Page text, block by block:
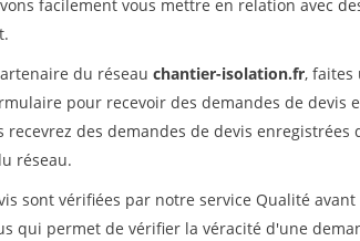
facilement vous mettre en relation avec
du réseau chantier-isolation.fr, faites
pour recevoir des demandes de devis
recevrez des demandes de devis
réseau.
sont vérifiées par notre service Qualité
qui permet de vérifier la véracité d'une